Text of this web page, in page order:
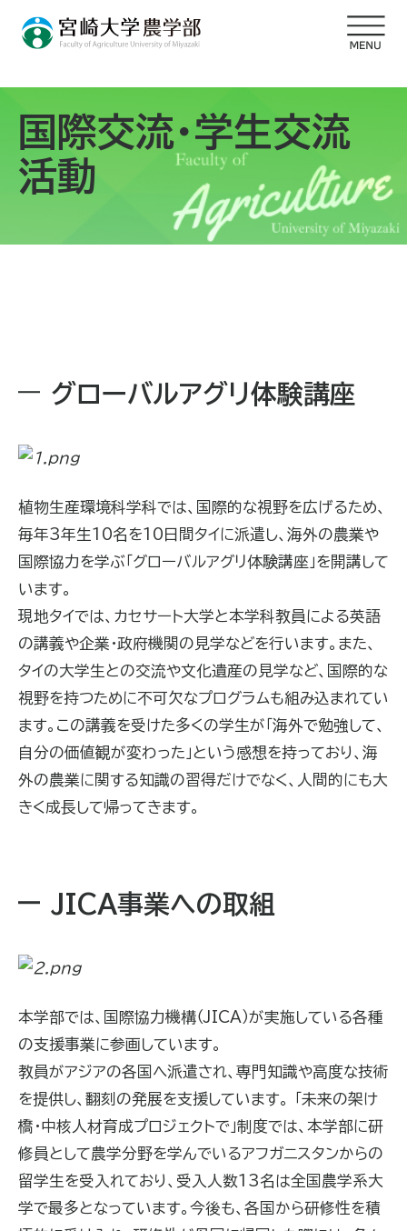
国際交流・学生交流
活動
グローバルアグリ体験講座
植物生産環境科学科では、国際的な視野を広げるため、
毎年3年生10名を10日間タイに派遣し、海外の農業や
国際協力を学ぶ「グローバルアグリ体験講座」を開講して
います。
現地タイでは、カセサート大学と本学科教員による英語
の講義や企業・政府機関の見学などを行います。また、
タイの大学生との交流や文化遺産の見学など、国際的な
視野を持つために不可欠なプログラムも組み込まれてい
ます。この講義を受けた多くの学生が「海外で勉強して、
自分の価値観が変わった」という感想を持っており、海
外の農業に関する知識の習得だけでなく、人間的にも大
きく成長して帰ってきます。
JICA事業への取組
本学部では、国際協力機構（JICA）が実施している各種
の支援事業に参画しています。
教員がアジアの各国へ派遣され、専門知識や高度な技術
を提供し、翻刻の発展を支援しています。 「未来の架け
橋・中核人材育成プロジェクトで」制度では、本学部に研
修員として農学分野を学んでいるアフガニスタンからの
留学生を受入れており、受入人数13名は全国農学系大
学で最多となっています。今後も、各国から研修性を積